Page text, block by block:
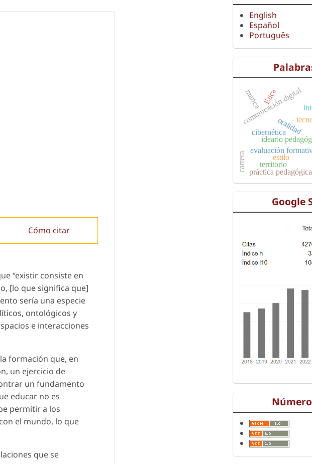
Cómo citar
“existir consiste en
[lo que significa que]
sería una especie
ontológicos y
e interacciones
formación que, en
un ejercicio de
un fundamento
educar no es
permitir a los
el mundo, lo que
que se
English
Español
Português
comunicación digital
ideario
evaluación
estilo
práctica pedagógica
oralidad
marica
cibernética
territorio
carrera
Ética
Google